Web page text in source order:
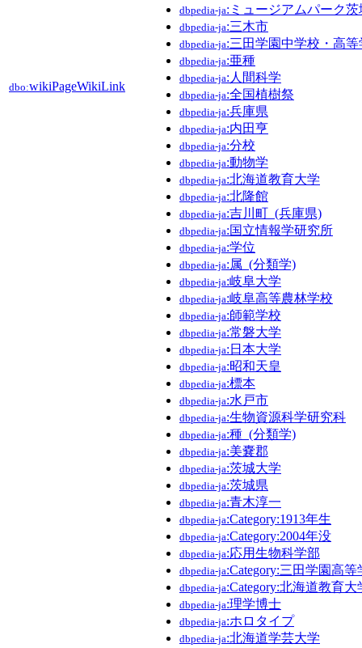
dbo:wikiPageWikiLink
dbpedia-ja:ミュージアムパーク
dbpedia-ja:三木市
dbpedia-ja:三田学園中学校・高等
dbpedia-ja:亜種
dbpedia-ja:人間科学
dbpedia-ja:全国植樹祭
dbpedia-ja:兵庫県
dbpedia-ja:内田亨
dbpedia-ja:分校
dbpedia-ja:動物学
dbpedia-ja:北海道教育大学
dbpedia-ja:北隆館
dbpedia-ja:吉川町_(兵庫県)
dbpedia-ja:国立情報学研究所
dbpedia-ja:学位
dbpedia-ja:属_(分類学)
dbpedia-ja:岐阜大学
dbpedia-ja:岐阜高等農林学校
dbpedia-ja:師範学校
dbpedia-ja:常磐大学
dbpedia-ja:日本大学
dbpedia-ja:昭和天皇
dbpedia-ja:標本
dbpedia-ja:水戸市
dbpedia-ja:生物資源科学研究科
dbpedia-ja:種_(分類学)
dbpedia-ja:美嚢郡
dbpedia-ja:茨城大学
dbpedia-ja:茨城県
dbpedia-ja:青木淳一
dbpedia-ja:Category:1913年生
dbpedia-ja:Category:2004年没
dbpedia-ja:応用生物科学部
dbpedia-ja:Category:三田学園高
dbpedia-ja:Category:北海道教育
dbpedia-ja:理学博士
dbpedia-ja:ホロタイプ
dbpedia-ja:北海道学芸大学